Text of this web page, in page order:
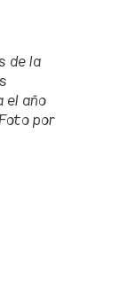
de la
el año
por